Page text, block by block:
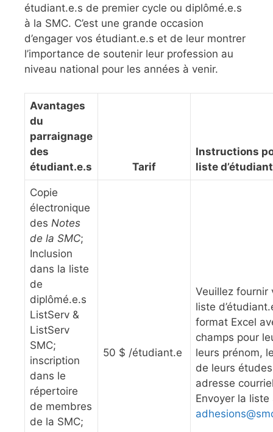
étudiant.e.s de premier cycle ou diplômé.e.s
à la SMC. C’est une grande occasion
d’engager vos étudiant.e.s et de leur montrer
l’importance de soutenir leur profession au
niveau national pour les années à venir.
Avantages
du
parraignage
des
étudiant.e.s
Tarif
Instructions
liste
Copie
électronique
des Notes
de la SMC;
Inclusion
dans la liste
de
diplômé.e.s
ListServ &
ListServ
SMC;
inscription
dans le
répertoire
de membres
de la SMC;
50 $ /étudiant.e
Veuillez fournir
liste
format Excel
champs pour
leurs prénom,
de leurs
adresse
Envoyer la liste